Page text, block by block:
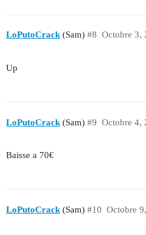
LoPutoCrack(Sam) Octobre 3,
#8
Up
LoPutoCrack (Sam) Octobre 4,
#9
Baisse a 70€
LoPutoCrack (Sam) Octobre
#10